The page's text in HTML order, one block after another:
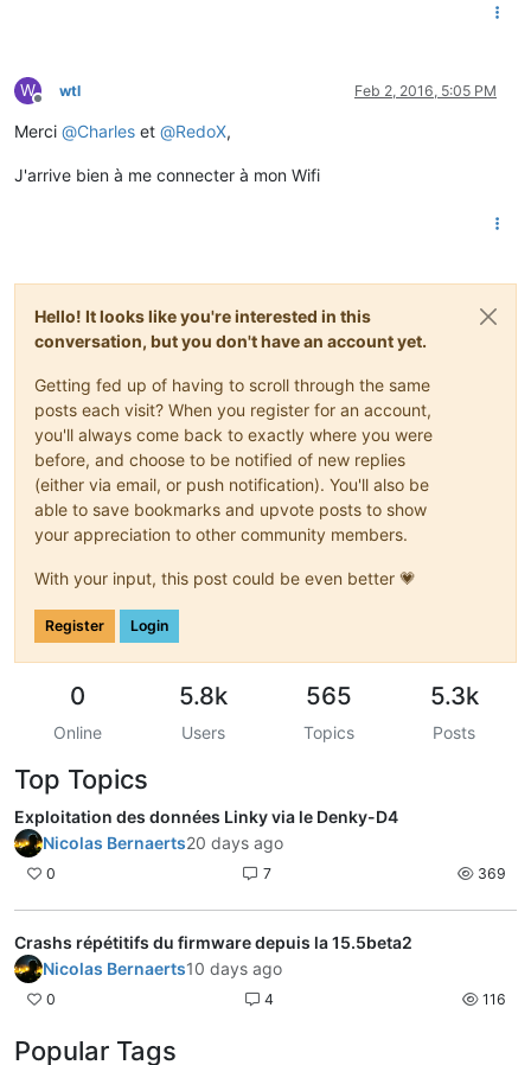
W
Offline
wtl Feb 2, 2016, 5:05 PM
Merci @Charles et @RedoX,
J'arrive bien à me connecter à mon Wifi
Hello! It looks like you're interested in this
conversation, but you don't have an account yet.
Getting fed up of having to scroll through the same
posts each visit? When you register for an account,
you'll always come back to exactly where you were
before, and choose to be notified of new replies
(either via email, or push notification). You'll also be
able to save bookmarks and upvote posts to show
your appreciation to other community members.
With your input, this post could be even better 💗
Register Login
0
Online
5.8k
Users
565
Topics
5.3k
Posts
Top Topics
Exploitation des données Linky via le Denky-D4
Nicolas Bernaerts20 days ago
0 7 369
Crashs répétitifs du firmware depuis la 15.5beta2
Nicolas Bernaerts10 days ago
0 4 116
Popular Tags